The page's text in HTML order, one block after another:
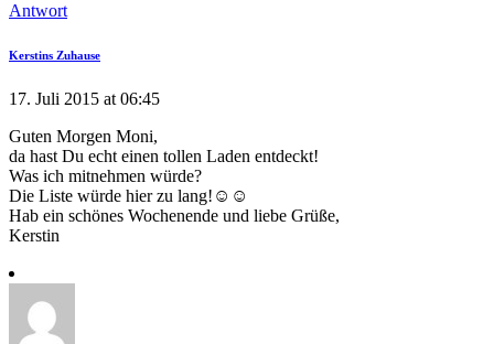
Antwort
Kerstins Zuhause
17. Juli 2015 at 06:45
Guten Morgen Moni,
da hast Du echt einen tollen Laden entdeckt!
Was ich mitnehmen würde?
Die Liste würde hier zu lang!☺☺
Hab ein schönes Wochenende und liebe Grüße,
Kerstin